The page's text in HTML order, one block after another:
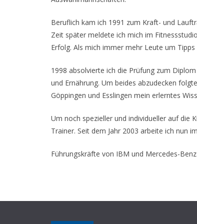
Beruflich kam ich 1991 zum Kraft- und
Zeit später meldete ich mich im
Erfolg. Als mich immer mehr Leute um
1998 absolvierte ich die Prüfung zum
und Ernährung. Um beides abzudecken
Göppingen und Esslingen mein erlerntes
Um noch spezieller und individueller auf die
Trainer. Seit dem Jahr 2003 arbeite ich nun
Führungskräfte von IBM und Mercedes-